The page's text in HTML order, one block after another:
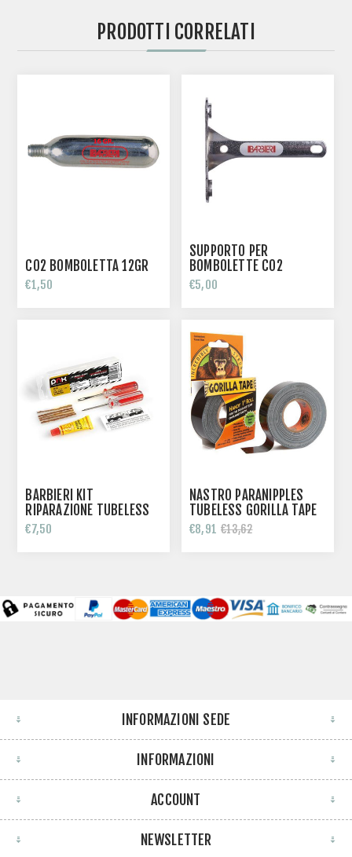
PRODOTTI CORRELATI
CO2 BOMBOLETTA 12GR
€1,50
SUPPORTO PER
BOMBOLETTE CO2
€5,00
BARBIERI KIT
RIPARAZIONE TUBELESS
€7,50
NASTRO PARANIPPLES
TUBELESS GORILLA TAPE
€8,91 €13,62
INFORMAZIONI SEDE
INFORMAZIONI
ACCOUNT
NEWSLETTER